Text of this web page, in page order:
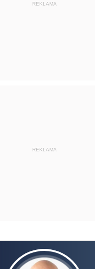
REKLAMA
REKLAMA